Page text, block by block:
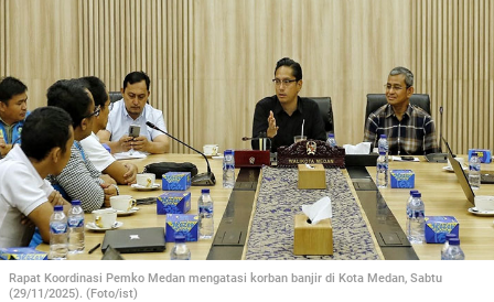
Rapat Koordinasi Pemko Medan mengatasi korban banjir di Kota Medan, Sabtu
(29/11/2025). (Foto/ist)